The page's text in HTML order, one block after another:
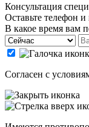
Консультация
Оставьте телефон
В какое время вам
Cогласен с